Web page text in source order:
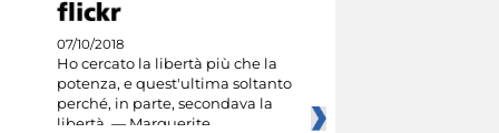
07/10/2018
Ho cercato la libertà più che la
potenza, e quest'ultima soltanto
perché, in parte, secondava la
libertà. — Marguerite